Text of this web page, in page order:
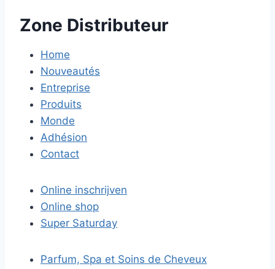
Zone Distributeur
Home
Nouveautés
Entreprise
Produits
Monde
Adhésion
Contact
Online inschrijven
Online shop
Super Saturday
Parfum, Spa et Soins de Cheveux